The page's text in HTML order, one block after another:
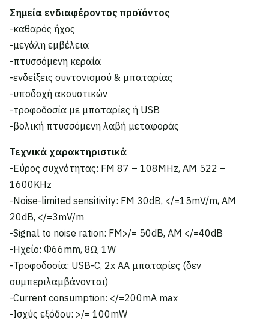
Σημεία ενδιαφέροντος προϊόντος
-καθαρός ήχος
-μεγάλη εμβέλεια
-πτυσσόμενη κεραία
-ενδείξεις συντονισμού & μπαταρίας
-υποδοχή ακουστικών
-τροφοδοσία με μπαταρίες ή USB
-βολική πτυσσόμενη λαβή μεταφοράς
Τεχνικά χαρακτηριστικά
-Εύρος συχνότητας: FM 87 – 108MHz, AM 522 –
1600KHz
-Noise-limited sensitivity: FM 30dB, </=15mV/m, AM
20dB, </=3mV/m
-Signal to noise ration: FM>/= 50dB, AM </=40dB
-Ηχείο: Φ66mm, 8Ω, 1W
-Τροφοδοσία: USB-C, 2x AA μπαταρίες (δεν
συμπεριλαμβάνονται)
-Current consumption: </=200mA max
-Ισχύς εξόδου: >/= 100mW